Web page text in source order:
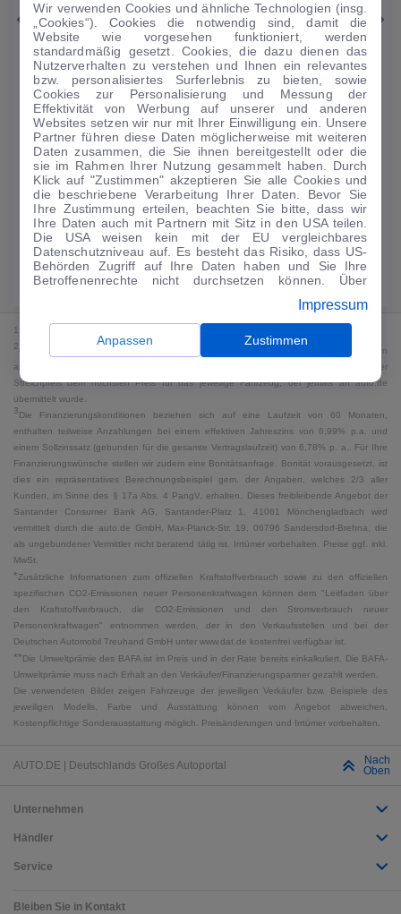
Skoda Octavia
Ambition PHEV
51.093 km· 03/2023· Hybrid·Automatik
Finanzierung Kaufen
224€/mtl.
Guter Preis4
0 € Anzahlung ·60 Monate ·Finanzierungs-Details
Angebot anfragen Rate anpassen
49,9 kWh/100 km + 19,9 l/100 km (gew., komb.) · 19,9 l/100 km (entl.) ·
CO₂ 499 g/km · Klasse G (gew.) / G (entl.)*
1
2 Bei dem Streichpreis handelt es sich für Neufahrzeuge und junge Gebrauchte um den
an auto.de übermittelten Listenpreis. Für alle anderen Fahrzeuge entspricht der
Streichpreis dem höchsten Preis für das jeweilige Fahrzeug, der jemals an auto.de
übermittelt wurde.
3Die Finanzierungskonditionen beziehen sich auf eine Laufzeit von 60 Monaten,
enthalten teilweise Anzahlungen bei einem effektiven Jahreszins von 6,99% p.a. und
einem Sollzinssatz (gebunden für die gesamte Vertragslaufzeit) von 6,78% p. a.. Für Ihre
Finanzierungswünsche stellen wir zudem eine Bonitätsanfrage. Bonität vorausgesetzt, ist
dies ein repräsentatives Berechnungsbeispiel gem. der Angaben, welches 2/3 aller
Kunden, im Sinne des § 17a Abs. 4 PangV, erhalten. Dieses freibleibende Angebot der
Santander Consumer Bank AG, Santander-Platz 1, 41061 Mönchengladbach wird
vermittelt durch die auto.de GmbH, Max-Planck-Str. 19, 06796 Sandersdorf-Brehna, die
als ungebundener Vermittler nicht beratend tätig ist. Irrtümer vorbehalten. Preise ggf. inkl.
MwSt.
*Zusätzliche Informationen zum offiziellen Kraftstoffverbrauch sowie zu den offiziellen
spezifischen CO2-Emissionen neuer Personenkraftwagen können dem "Leitfaden über
den Kraftstoffverbrauch, die CO2-Emissionen und den Stromverbrauch neuer
Personenkraftwagen" entnommen werden, der in den Verkaufsstellen und bei der
Deutschen Automobil Treuhand GmbH unter www.dat.de kostenfrei verfügbar ist.
**Die Umweltprämie des BAFA ist im Preis und in der Rate bereits einkalkuliert. Die BAFA-
Umweltprämie muss nach Erhalt an den Verkäufer/Finanzierungspartner gezahlt werden.
Die verwendeten Bilder zeigen Fahrzeuge der jeweiligen Verkäufer bzw. Beispiele des
jeweiligen Modells. Farbe und Ausstattung können vom Angebot abweichen.
Kostenpflichtige Sonderausstattung möglich. Preisänderungen und Irrtümer vorbehalten.
AUTO.DE | Deutschlands Großes Autoportal
Nach
Oben
Unternehmen
Händler
Service
Bleiben Sie in Kontakt
Wir verwenden Cookies und ähnliche Technologien (insg.
„Cookies“). Cookies die notwendig sind, damit die
Website wie vorgesehen funktioniert, werden
standardmäßig gesetzt. Cookies, die dazu dienen das
Nutzerverhalten zu verstehen und Ihnen ein relevantes
bzw. personalisiertes Surferlebnis zu bieten, sowie
Cookies zur Personalisierung und Messung der
Effektivität von Werbung auf unserer und anderen
Websites setzen wir nur mit Ihrer Einwilligung ein. Unsere
Partner führen diese Daten möglicherweise mit weiteren
Daten zusammen, die Sie ihnen bereitgestellt oder die
sie im Rahmen Ihrer Nutzung gesammelt haben. Durch
Klick auf "Zustimmen" akzeptieren Sie alle Cookies und
die beschriebene Verarbeitung Ihrer Daten. Bevor Sie
Ihre Zustimmung erteilen, beachten Sie bitte, dass wir
Ihre Daten auch mit Partnern mit Sitz in den USA teilen.
Die USA weisen kein mit der EU vergleichbares
Datenschutzniveau auf. Es besteht das Risiko, dass US-
Behörden Zugriff auf Ihre Daten haben und Sie Ihre
Betroffenenrechte nicht durchsetzen können. Über
anpassen. Dies ist auch später jederzeit im Bereich
Cookie-Richtliniemöglich. Weitere Informationen finden
Sie in unsererDatenschutzerklärung .
Impressum
Anpassen Zustimmen